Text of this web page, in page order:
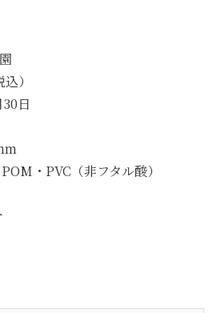
）
日
・PVC（非フタル酸）